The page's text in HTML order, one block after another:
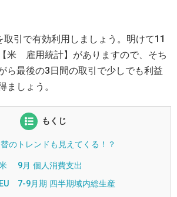
取引で有効利用しましょう。明けて11
米 雇用統計】がありますので、そち
ら最後の3日間の取引で少しでも利益
ましょう。
もくじ
のトレンドも見えてくる！？
9月 個人消費支出
7-9月期 四半期域内総生産